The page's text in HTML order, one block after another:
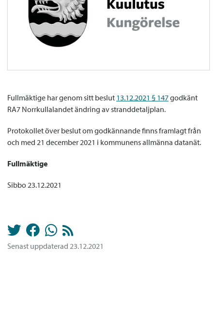
Fullmäktige har genom sitt beslut 13.12.2021 § 147godkänt
RA7 Norrkullalandet ändring av stranddetaljplan.
Protokollet över beslut om godkännande finns framlagt från
och med 21 december 2021 i kommunens allmänna datanät.
Fullmäktige
Sibbo 23.12.2021
Senast uppdaterad 23.12.2021